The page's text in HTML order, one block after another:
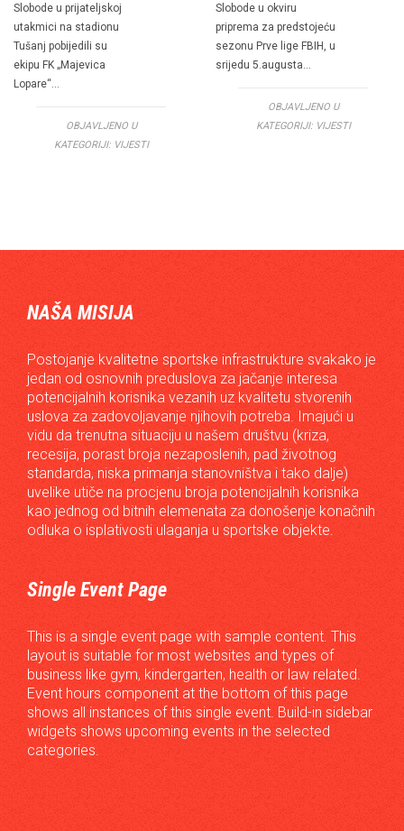
Slobode u prijateljskoj
utakmici na stadionu
Tušanj pobijedili su
ekipu FK „Majevica
Lopare“…
OBJAVLJENO U
KATEGORIJI: VIJESTI
Slobode u okviru
priprema za predstojeću
sezonu Prve lige FBIH, u
srijedu 5.augusta…
OBJAVLJENO U
KATEGORIJI: VIJESTI
NAŠA MISIJA
Postojanje kvalitetne sportske infrastrukture svakako je
jedan od osnovnih preduslova za jačanje interesa
potencijalnih korisnika vezanih uz kvalitetu stvorenih
uslova za zadovoljavanje njihovih potreba. Imajući u
vidu da trenutna situaciju u našem društvu (kriza,
recesija, porast broja nezaposlenih, pad životnog
standarda, niska primanja stanovništva i tako dalje)
uvelike utiče na procjenu broja potencijalnih korisnika
kao jednog od bitnih elemenata za donošenje konačnih
odluka o isplativosti ulaganja u sportske objekte.
Single Event Page
This is a single event page with sample content. This
layout is suitable for most websites and types of
business like gym, kindergarten, health or law related.
Event hours component at the bottom of this page
shows all instances of this single event. Build-in sidebar
widgets shows upcoming events in the selected
categories.